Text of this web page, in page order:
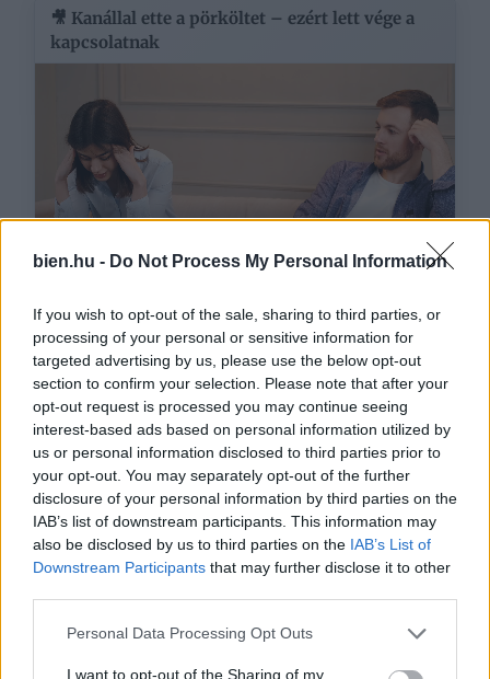
bien.hu - Do Not Process My Personal Information
If you wish to opt-out of the sale, sharing to third parties, or
processing of your personal or sensitive information for
targeted advertising by us, please use the below opt-out
section to confirm your selection. Please note that after your
opt-out request is processed you may continue seeing
interest-based ads based on personal information utilized by
us or personal information disclosed to third parties prior to
your opt-out. You may separately opt-out of the further
disclosure of your personal information by third parties on the
IAB’s list of downstream participants. This information may
also be disclosed by us to third parties on the IAB’s List of
Downstream Participants that may further disclose it to other
Please note that this website/app uses one or more Google
not limited to your visit or usage behaviour. You may click to
Personal Data Processing Opt Outs
I want to opt-out of the Sharing of my
🎥 Kanállal ette a pörköltet – ezért lett vége a
kapcsolatnak
Ezeket olvassákmost
volt életem legnagyobb
hangulat titka pár
egyszerű lépésben